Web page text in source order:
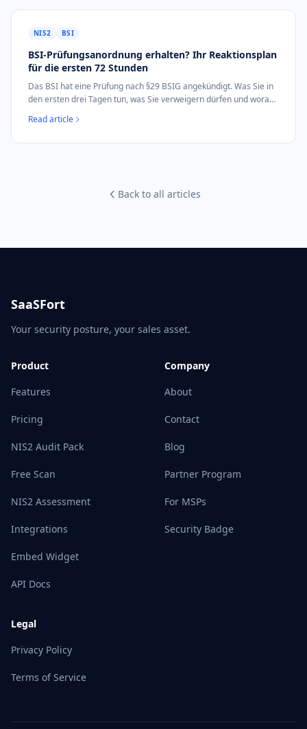
NIS2 BSI
BSI-Prüfungsanordnung erhalten? Ihr Reaktionsplan
für die ersten 72 Stunden
Das BSI hat eine Prüfung nach §29 BSIG angekündigt. Was Sie in
den ersten drei Tagen tun, was Sie verweigern dürfen und worauf
Read article
Back to all articles
SaaSFort
Your security posture, your sales asset.
Product
Features
Pricing
NIS2 Audit Pack
Free Scan
NIS2 Assessment
Integrations
Embed Widget
API Docs
Company
About
Contact
Blog
Partner Program
For MSPs
Security Badge
Legal
Privacy Policy
Terms of Service